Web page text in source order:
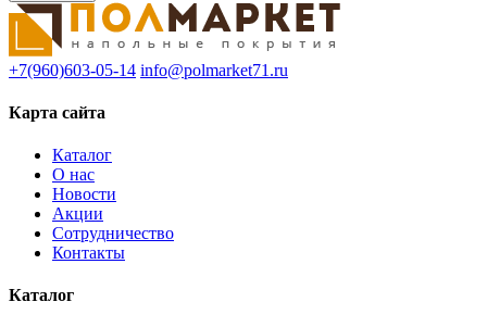
+7(960)603-05-14 info@polmarket71.ru
Карта сайта
Каталог
О нас
Новости
Акции
Сотрудничество
Контакты
Каталог